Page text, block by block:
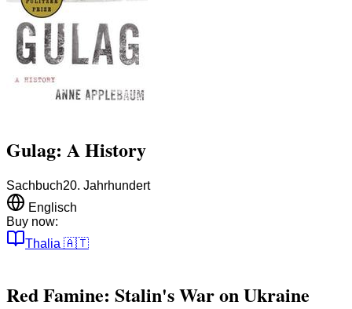
Gulag: A History
Sachbuch20. Jahrhundert
Englisch
Buy now:
Thalia 🇦🇹
Red Famine: Stalin's War on Ukraine